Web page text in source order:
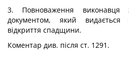
3. Повноваження виконавця
документом, який видається
відкриття спадщини.
Коментар див. після ст. 1291.